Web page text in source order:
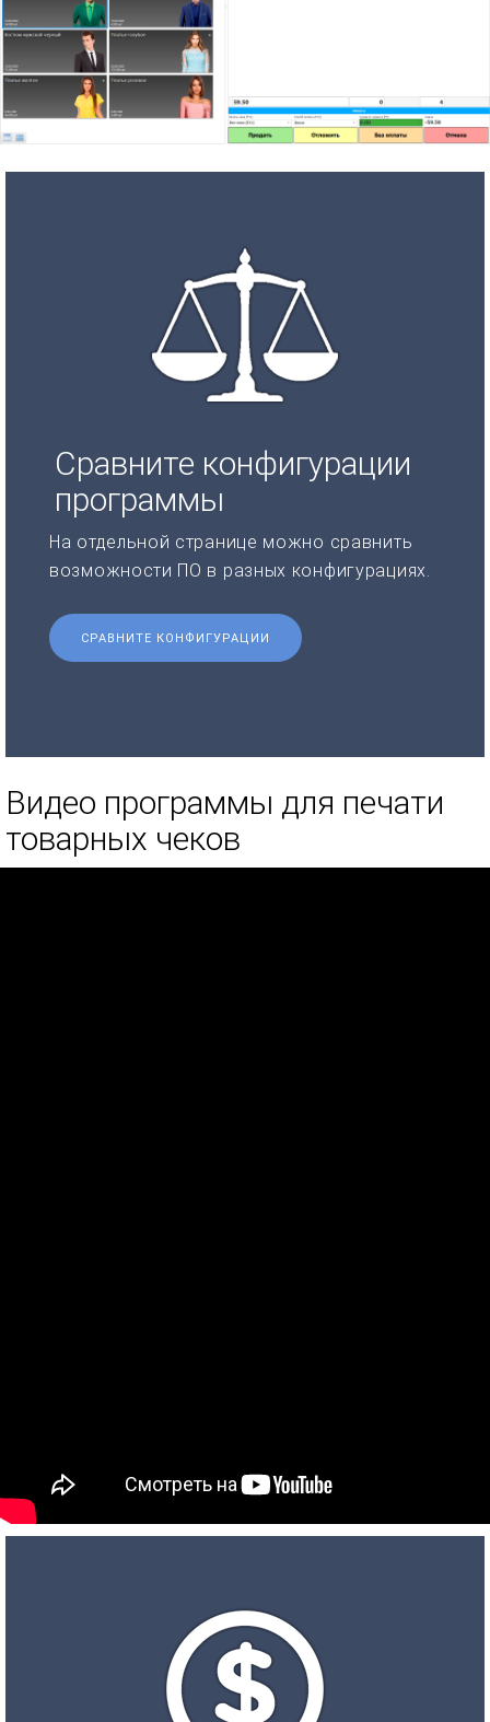
Сравните конфигурации
программы
На отдельной странице можно сравнить
возможности ПО в разных конфигурациях.
СРАВНИТЕ КОНФИГУРАЦИИ
Видео программы для печати
товарных чеков